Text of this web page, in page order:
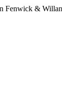
Fenwick & Willan